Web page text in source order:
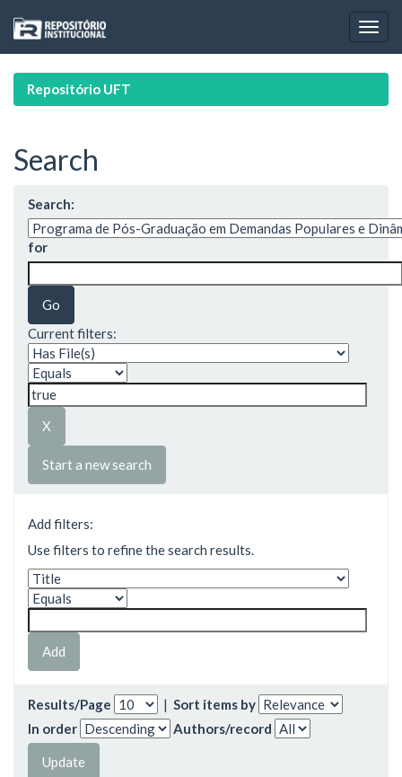
navigation
Repositório UFT
Search
Search:
for
Current filters:
Start a new search
Add filters:
Use filters to refine the search results.
Results/Page | Sort items by
In order
Authors/record